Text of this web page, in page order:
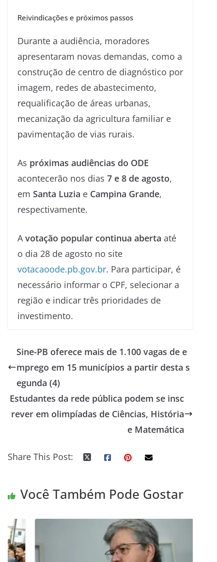
Reivindicações e próximos passos
Durante a audiência, moradores
apresentaram novas demandas, como a
construção de centro de diagnóstico por
imagem, redes de abastecimento,
requalificação de áreas urbanas,
mecanização da agricultura familiar e
pavimentação de vias rurais.
As próximas audiências do ODE
acontecerão nos dias 7 e 8 de agosto,
em Santa Luzia e Campina Grande,
respectivamente.
A votação popular continua aberta até
o dia 28 de agosto no site
votacaoode.pb.gov.br. Para participar, é
necessário informar o CPF, selecionar a
região e indicar três prioridades de
investimento.
Sine-PB oferece mais de 1.100 vagas de e
mprego em 15 municípios a partir desta s
egunda (4)
Estudantes da rede pública podem se insc
rever em olimpíadas de Ciências, História
e Matemática
Share This Post:
Você Também Pode Gostar